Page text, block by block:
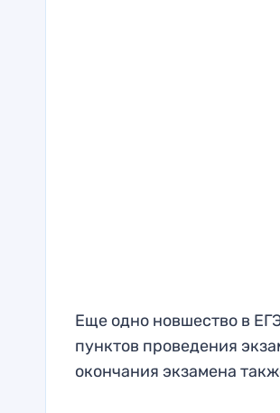
Еще одно новшество в
пунктов проведения
окончания экзамена